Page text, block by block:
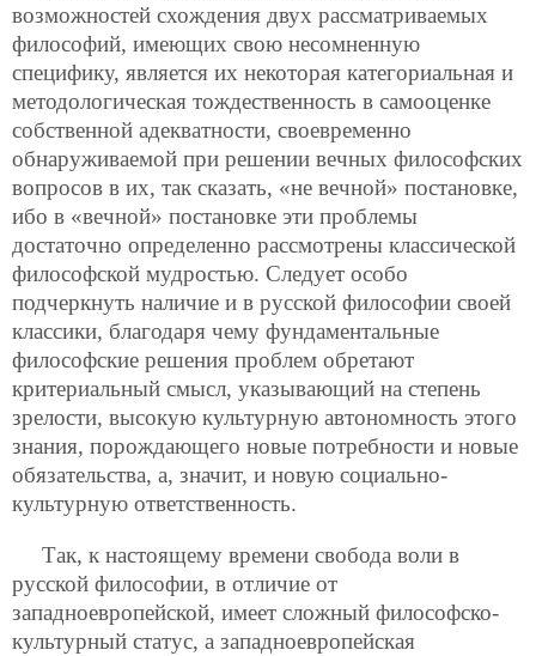
возможностей схождения двух рассматриваемых
философий, имеющих свою несомненную
специфику, является их некоторая категориальная и
методологическая тождественность в самооценке
собственной адекватности, своевременно
обнаруживаемой при решении вечных философских
вопросов в их, так сказать, «не вечной» постановке,
ибо в «вечной» постановке эти проблемы
достаточно определенно рассмотрены классической
философской мудростью. Следует особо
подчеркнуть наличие и в русской философии своей
классики, благодаря чему фундаментальные
философские решения проблем обретают
критериальный смысл, указывающий на степень
зрелости, высокую культурную автономность этого
знания, порождающего новые потребности и новые
обязательства, а, значит, и новую социально-
культурную ответственность.
Так, к настоящему времени свобода воли в
русской философии, в отличие от
западноевропейской, имеет сложный философско-
культурный статус, а западноевропейская